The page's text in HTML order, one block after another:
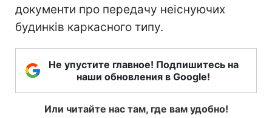
документи про передачу неіснуючих
будинків каркасного типу.
Не упустите главное! Подпишитесь на
наши обновления в Google!
Или читайте нас там, где вам удобно!